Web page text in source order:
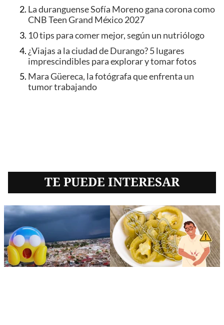
La duranguense Sofía Moreno gana corona como
CNB Teen Grand México 2027
10 tips para comer mejor, según un nutriólogo
¿Viajas a la ciudad de Durango? 5 lugares
imprescindibles para explorar y tomar fotos
Mara Güereca, la fotógrafa que enfrenta un
tumor trabajando
TE PUEDE INTERESAR